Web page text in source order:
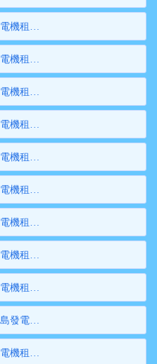
晉州柴油發電機租賃出租,晉州發電機租賃,晉州發電機出租,晉州大型發電機租賃,晉州大型發電機出租
新樂柴油發電機租賃出租,新樂發電機租賃,新樂發電機出租,新樂大型發電機租賃,新樂大型發電機出租
唐山柴油發電機租賃出租,唐山發電機租賃,唐山發電機出租,唐山大型發電機租賃,唐山大型發電機出租
古冶柴油發電機租賃出租,古冶發電機租賃,古冶發電機出租,古冶大型發電機租賃,古冶大型發電機出租
開平柴油發電機租賃出租,開平發電機租賃,開平發電機出租,開平大型發電機租賃,開平大型發電機出租
豐南柴油發電機租賃出租,豐南發電機租賃,豐南發電機出租,豐南大型發電機租賃,豐南大型發電機出租
豐潤柴油發電機租賃出租,豐潤發電機租賃,豐潤發電機出租,豐潤大型發電機租賃,豐潤大型發電機出租
遵化柴油發電機租賃出租,遵化發電機租賃,遵化發電機出租,遵化大型發電機租賃,遵化大型發電機出租
遷安柴油發電機租賃出租,遷安發電機租賃,遷安發電機出租,遷安大型發電機租賃,遷安大型發電機出租
秦皇島柴油發電機租賃出租,秦皇島發電機租賃,秦皇島發電機出租,秦皇島大型發電機租賃,秦皇島大型發電機出租
海港柴油發電機租賃出租,海港發電機租賃,海港發電機出租,海港大型發電機租賃,海港大型發電機出租